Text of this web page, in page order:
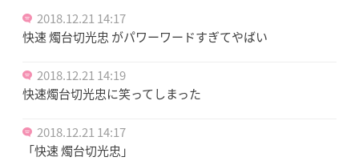
2018.12.21 14:17
快速 燭台切光忠 がパワーワードすぎてやばい
2018.12.21 14:19
快速燭台切光忠に笑ってしまった
2018.12.21 14:17
「快速 燭台切光忠」